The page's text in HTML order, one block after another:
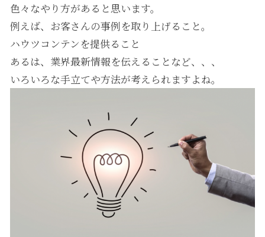
色々なやり方があると思います。
例えば、お客さんの事例を取り上げること。
ハウツコンテンを提供ること
あるは、業界最新情報を伝えることなど、、、
いろいろな手立てや方法が考えられますよね。